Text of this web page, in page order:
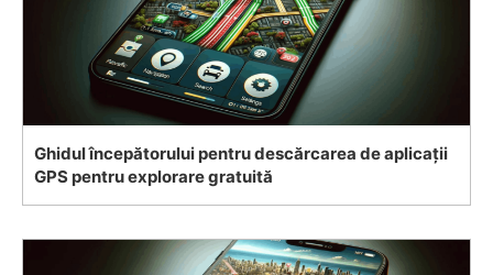
Ghidul începătorului pentru descărcarea de aplicații
GPS pentru explorare gratuită